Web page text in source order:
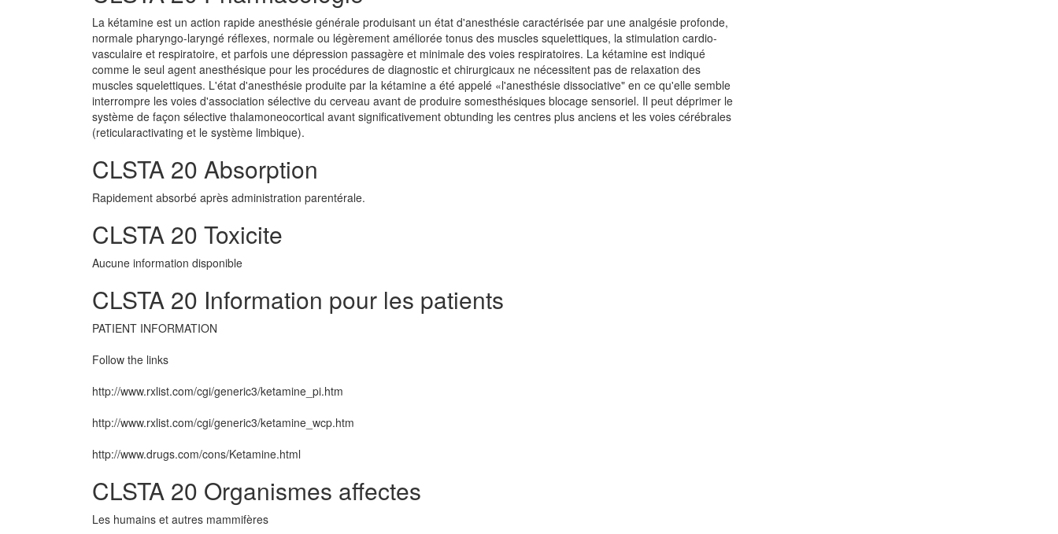
La kétamine est un action rapide anesthésie générale produisant un état d'anesthésie caractérisée par une analgésie profonde,
normale pharyngo-laryngé réflexes, normale ou légèrement améliorée tonus des muscles squelettiques, la stimulation cardio-
vasculaire et respiratoire, et parfois une dépression passagère et minimale des voies respiratoires. La kétamine est indiqué
comme le seul agent anesthésique pour les procédures de diagnostic et chirurgicaux ne nécessitent pas de relaxation des
muscles squelettiques. L'état d'anesthésie produite par la kétamine a été appelé «l'anesthésie dissociative" en ce qu'elle semble
interrompre les voies d'association sélective du cerveau avant de produire somesthésiques blocage sensoriel. Il peut déprimer le
système de façon sélective thalamoneocortical avant significativement obtunding les centres plus anciens et les voies cérébrales
(reticularactivating et le système limbique).
CLSTA 20 Absorption
Rapidement absorbé après administration parentérale.
CLSTA 20 Toxicite
Aucune information disponible
CLSTA 20 Information pour les patients
PATIENT INFORMATION
Follow the links
http://www.rxlist.com/cgi/generic3/ketamine_pi.htm
http://www.rxlist.com/cgi/generic3/ketamine_wcp.htm
http://www.drugs.com/cons/Ketamine.html
CLSTA 20 Organismes affectes
Les humains et autres mammifères